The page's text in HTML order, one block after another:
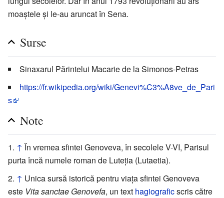
moaștele și le-au aruncat în Sena.
Surse
Sinaxarul Părintelui Macarie de la Simonos-Petras
https://fr.wikipedia.org/wiki/Genevi%C3%A8ve_de_Pari
s
Note
↑ În vremea sfintei Genoveva, în secolele V-VI, Parisul
purta încă numele roman de Luteția (Lutaetia).
↑ Unica sursă istorică pentru viața sfintei Genoveva
este Vita sanctae Genovefa, un text hagiograficscris către